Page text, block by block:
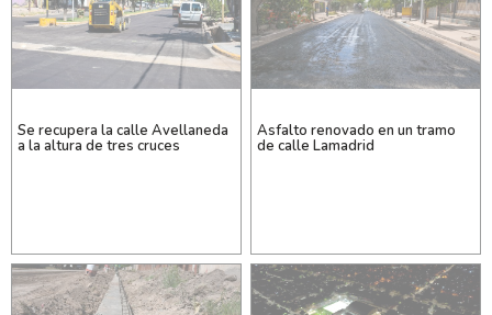
Se recupera la calle Avellaneda
a la altura de tres cruces
Asfalto renovado en un tramo
de calle Lamadrid